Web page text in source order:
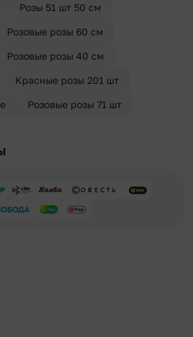
Розы 51 шт 50 см
Розовые розы 60 см
Розовые розы 40 см
Красные розы 201 шт
Розовые розы 71 шт